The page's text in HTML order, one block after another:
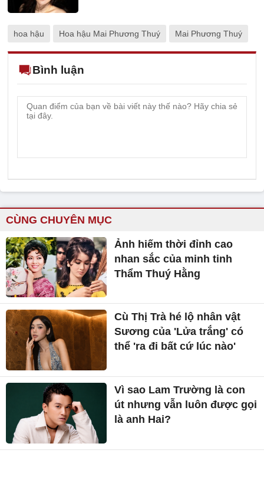
hoa hậu Hoa hậu Mai Phương Thuý Mai Phương Thuý
Bình luận
CÙNG CHUYÊN MỤC
Ảnh hiếm thời đỉnh cao
nhan sắc của minh tinh
Thẩm Thuý Hằng
Cù Thị Trà hé lộ nhân vật
Sương của 'Lửa trắng' có
thể 'ra đi bất cứ lúc nào'
Vì sao Lam Trường là con
út nhưng vẫn luôn được gọi
là anh Hai?